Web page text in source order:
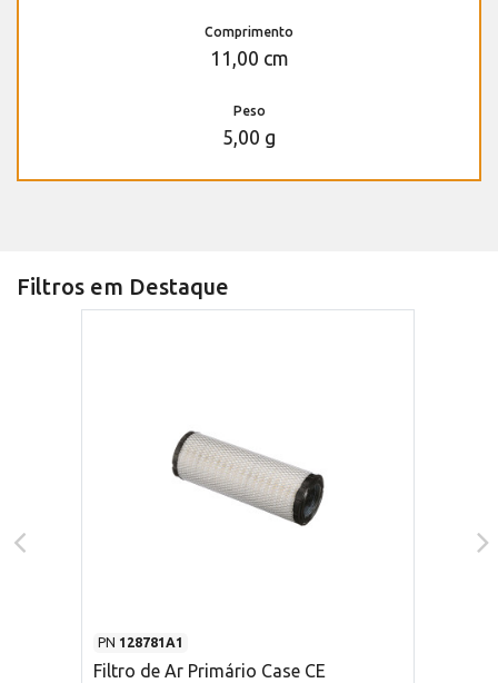
Comprimento
11,00 cm
Peso
5,00 g
Filtros em Destaque
PN 128781A1
Filtro de Ar Primário Case CE